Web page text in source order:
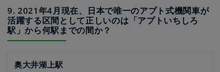
9. 2021年4月現在、日本で唯一のアプト式機関車が
活躍する区間として正しいのは「アプトいちしろ
駅」から何駅までの間か？
奥大井湖上駅